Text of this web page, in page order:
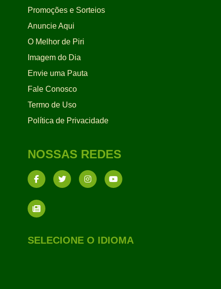
Promoções e Sorteios
Anuncie Aqui
O Melhor de Piri
Imagem do Dia
Envie uma Pauta
Fale Conosco
Termo de Uso
Política de Privacidade
NOSSAS REDES
SELECIONE O IDIOMA